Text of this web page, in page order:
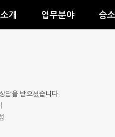
개 업무분야 승
담을 받으셨습니다.